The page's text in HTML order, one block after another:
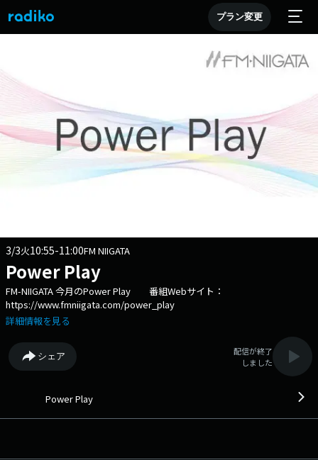
プラン変更
3/3火10:55-11:00FM NIIGATA
Power Play
FM-NIIGATA 今月のPower Play 番組Webサイト：
https://www.fmniigata.com/power_play
詳細情報を見る
シェア
配信が終了
しました
Power Play